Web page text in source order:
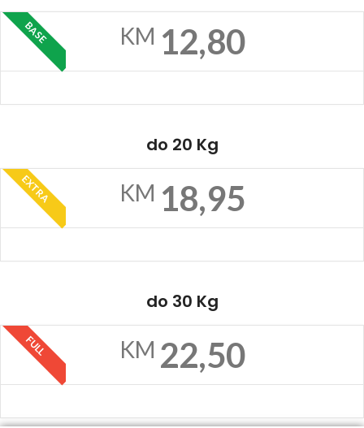
BASE KM 12,80
do 20 Kg
EXTRA KM 18,95
do 30 Kg
FULL KM 22,50